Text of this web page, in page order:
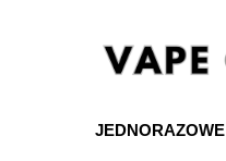
JEDNORAZOWE